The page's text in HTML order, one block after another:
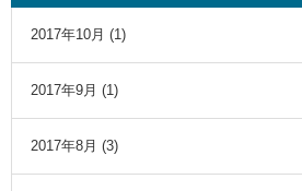
2017年10月 (1)
2017年9月 (1)
2017年8月 (3)